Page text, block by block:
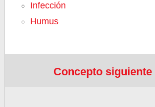
Infección
Humus
Concepto siguiente